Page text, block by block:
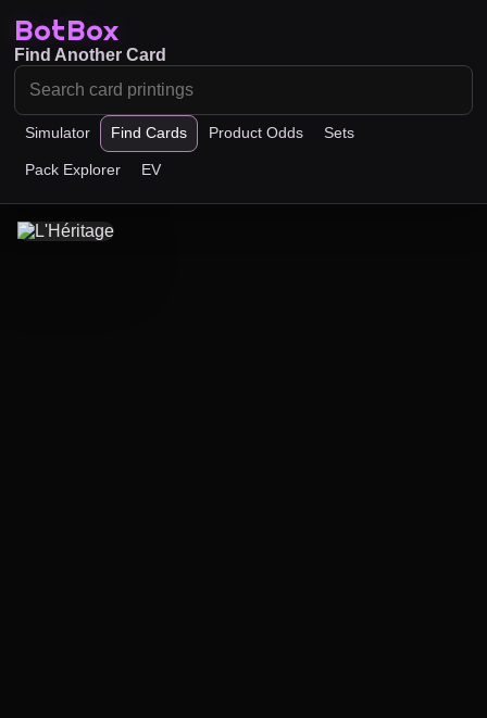
BotBox
Simulator Find Cards Product Odds Sets
Pack Explorer EV
Find Another Card